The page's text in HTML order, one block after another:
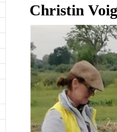
Christin